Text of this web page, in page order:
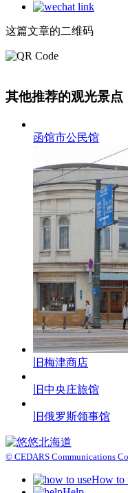
这篇文章的二维码
其他推荐的观光景点
函馆市公民馆
旧梅津商店
旧中央庄旅馆
旧俄罗斯领事馆
© CEDARS Communications
How to